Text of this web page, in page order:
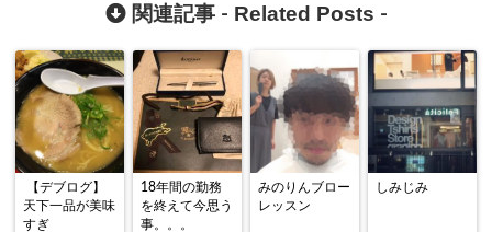
関連記事 - Related Posts -
【デブログ】
天下一品が美味
すぎ
18年間の勤務
を終えて今思う
事。。。
みのりんブロー
レッスン
しみじみ